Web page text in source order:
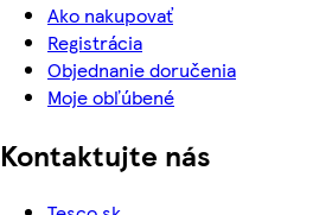
Ako nakupovať
Registrácia
Objednanie doručenia
Moje obľúbené
Kontaktujte nás